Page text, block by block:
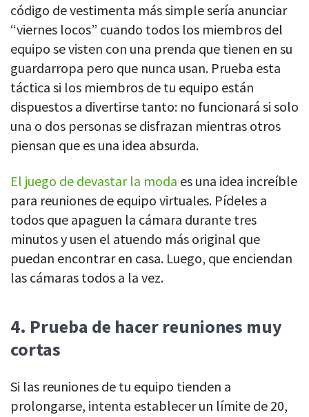
código de vestimenta más simple sería anunciar
“viernes locos” cuando todos los miembros del
equipo se visten con una prenda que tienen en su
guardarropa pero que nunca usan. Prueba esta
táctica si los miembros de tu equipo están
dispuestos a divertirse tanto: no funcionará si solo
una o dos personas se disfrazan mientras otros
piensan que es una idea absurda.
El juego de devastar la moda es una idea increíble
para reuniones de equipo virtuales. Pídeles a
todos que apaguen la cámara durante tres
minutos y usen el atuendo más original que
puedan encontrar en casa. Luego, que enciendan
las cámaras todos a la vez.
4. Prueba de hacer reuniones muy
cortas
Si las reuniones de tu equipo tienden a
prolongarse, intenta establecer un límite de 20,